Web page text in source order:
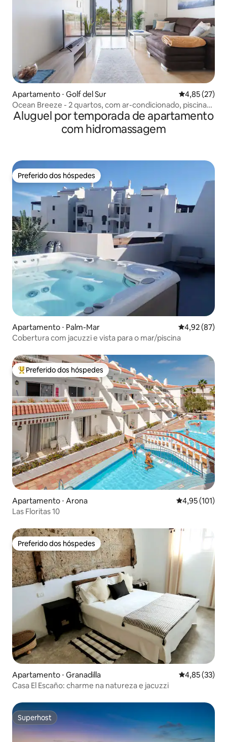
Apartamento ⋅ Golf del Sur 4,85 de uma
4,85 (27)
Ocean Breeze - 2 quartos, com ar-condicionado, piscina
aquecida, Wi-Fi
Aluguel por temporada de apartamento
com hidromassagem
Preferido dos hóspedes
Preferido dos hóspedes
Apartamento ⋅ Palm-Mar 4,92 de uma
4,92 (87)
Cobertura com jacuzzi e vista para o mar/piscina
Entre os melhores preferidos dos hóspedes
Preferido dos hóspedes
Apartamento ⋅ Arona 4,95 de uma
4,95 (101)
Las Floritas 10
Preferido dos hóspedes
Preferido dos hóspedes
Apartamento ⋅ Granadilla 4,85 de uma
4,85 (33)
Casa El Escaño: charme na natureza e jacuzzi
Superhost
Superhost